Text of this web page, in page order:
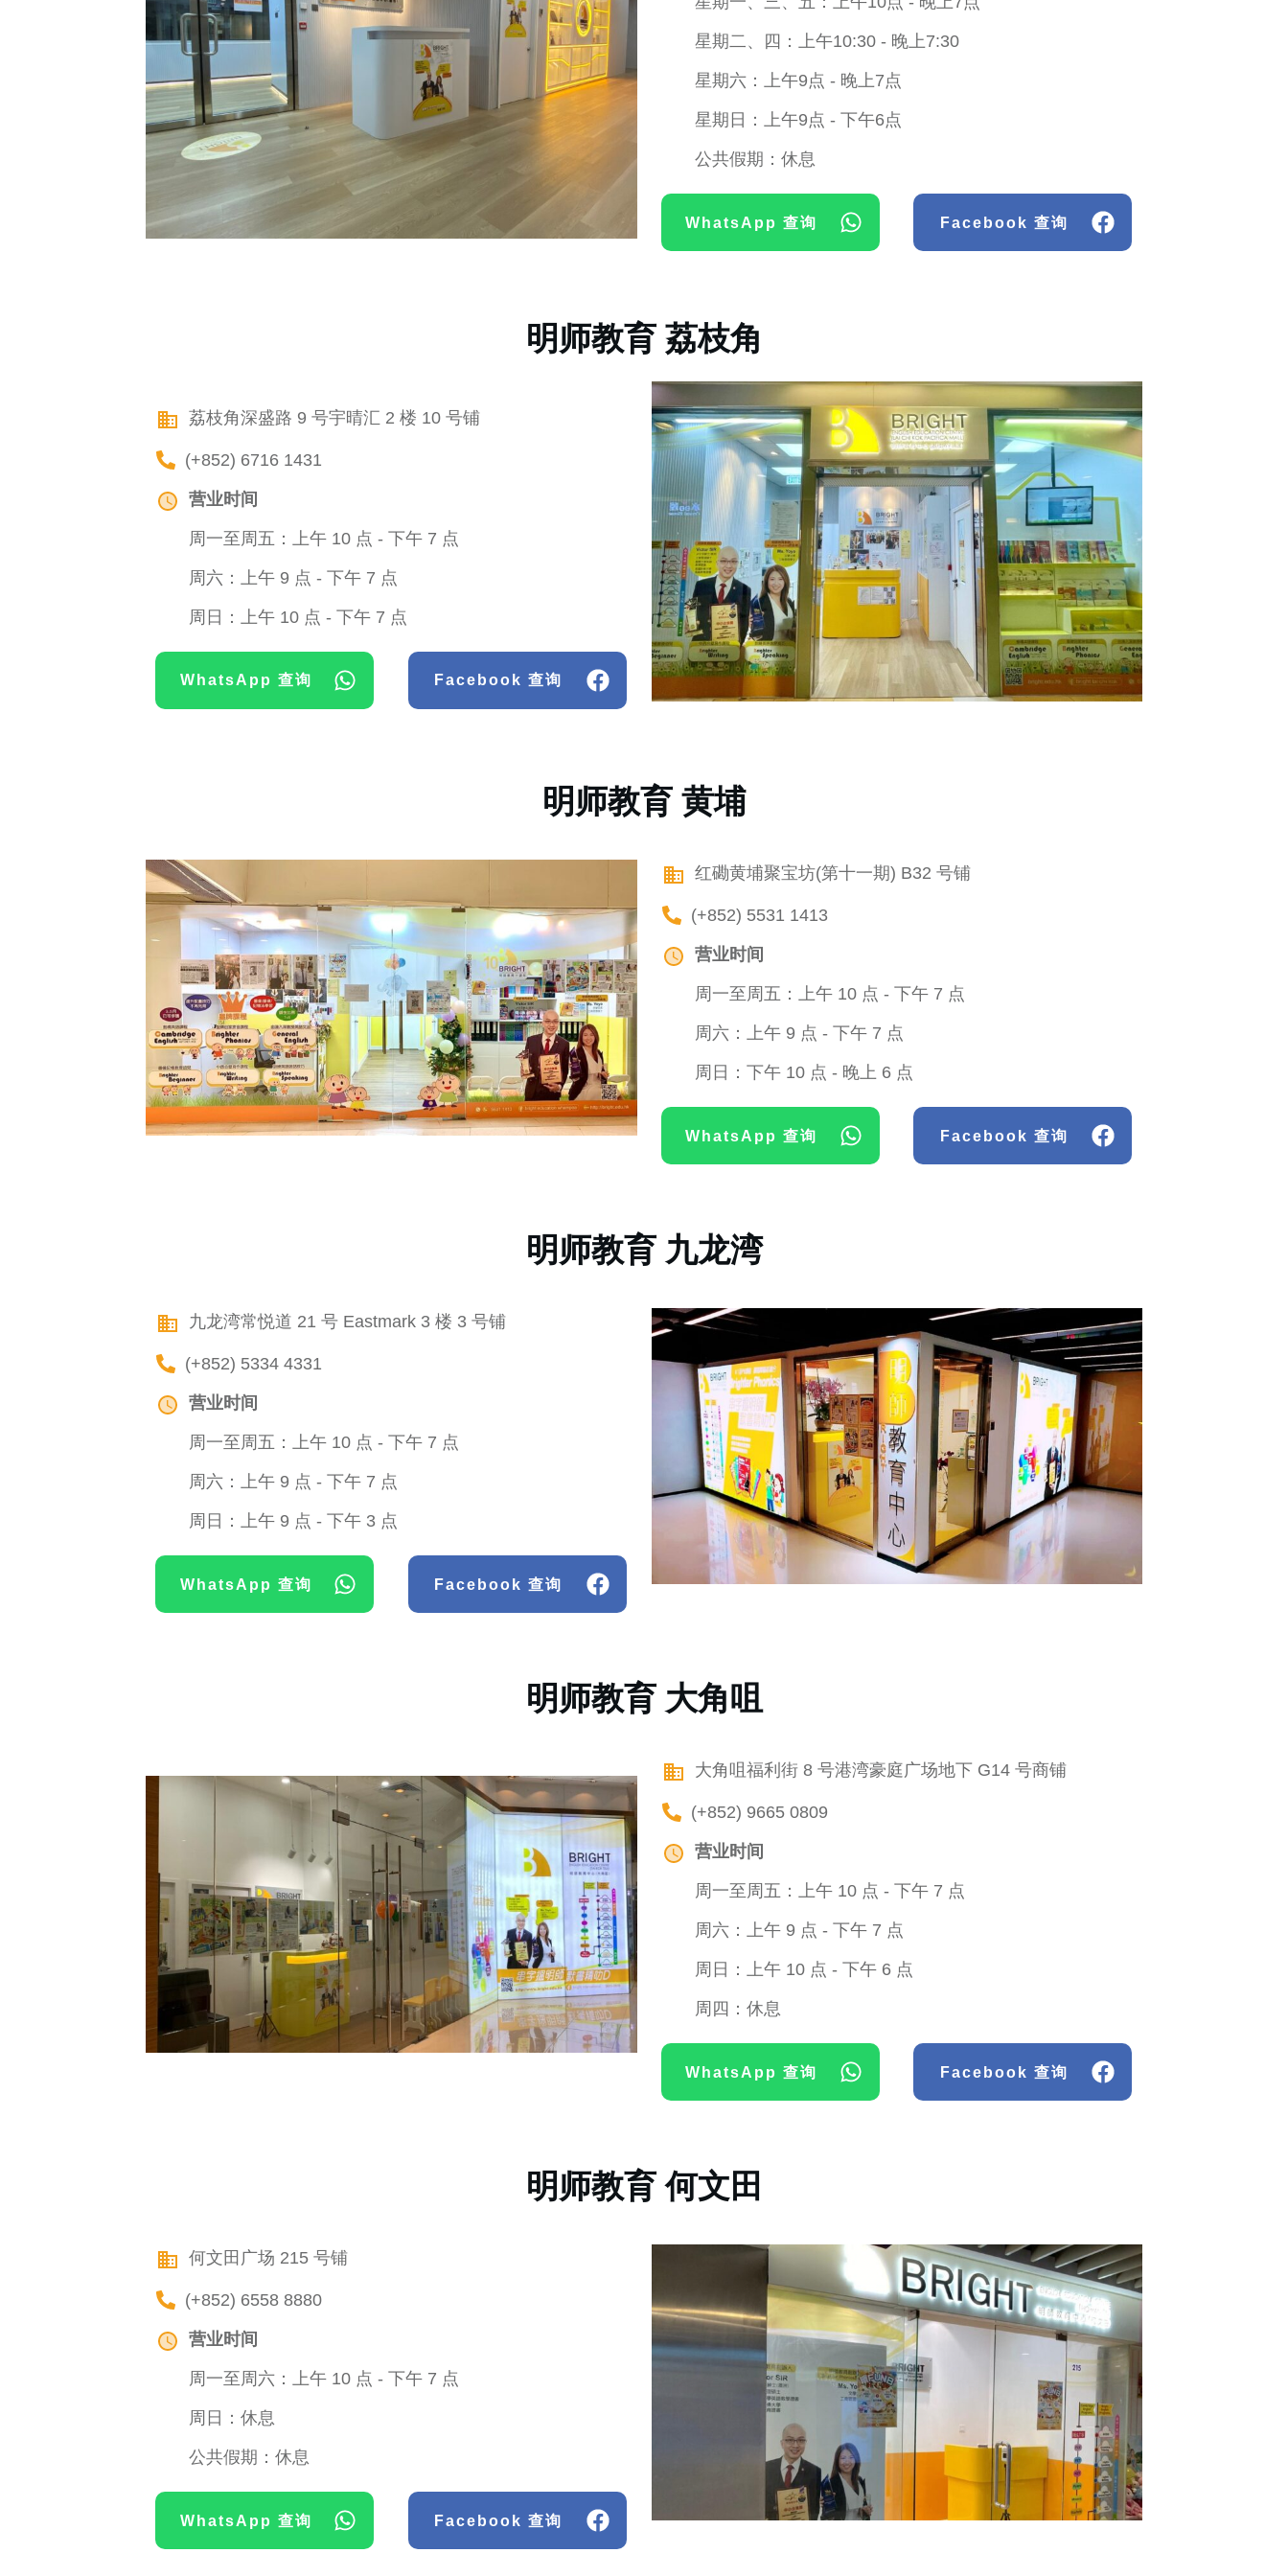
星期二、四：上午10:30 - 晚上7:30
星期六：上午9点 - 晚上7点
星期日：上午9点 - 下午6点
公共假期：休息
WhatsApp 查询 Facebook 查询
明师教育 荔枝角
荔枝角深盛路 9 号宇晴汇 2 楼 10 号铺
(+852) 6716 1431
营业时间
周一至周五：上午 10 点 - 下午 7 点
周六：上午 9 点 - 下午 7 点
周日：上午 10 点 - 下午 7 点
WhatsApp 查询 Facebook 查询
明师教育 黄埔
红磡黄埔聚宝坊(第十一期) B32 号铺
(+852) 5531 1413
营业时间
周一至周五：上午 10 点 - 下午 7 点
周六：上午 9 点 - 下午 7 点
周日：下午 10 点 - 晚上 6 点
WhatsApp 查询 Facebook 查询
明师教育 九龙湾
九龙湾常悦道 21 号 Eastmark 3 楼 3 号铺
(+852) 5334 4331
营业时间
周一至周五：上午 10 点 - 下午 7 点
周六：上午 9 点 - 下午 7 点
周日：上午 9 点 - 下午 3 点
WhatsApp 查询 Facebook 查询
明师教育 大角咀
大角咀福利街 8 号港湾豪庭广场地下 G14 号商铺
(+852) 9665 0809
营业时间
周一至周五：上午 10 点 - 下午 7 点
周六：上午 9 点 - 下午 7 点
周日：上午 10 点 - 下午 6 点
周四：休息
WhatsApp 查询 Facebook 查询
明师教育 何文田
何文田广场 215 号铺
(+852) 6558 8880
营业时间
周一至周六：上午 10 点 - 下午 7 点
周日：休息
公共假期：休息
WhatsApp 查询 Facebook 查询